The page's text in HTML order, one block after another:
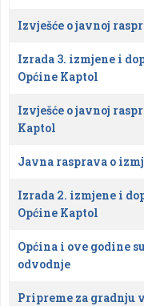
Izvješće o javnoj
Izrada 3. izmjene i
Općine Kaptol
Izvješće o javnoj
Kaptol
Javna rasprava o
Izrada 2. izmjene i
Općine Kaptol
Općina i ove godine
odvodnje
Pripreme za gradnju